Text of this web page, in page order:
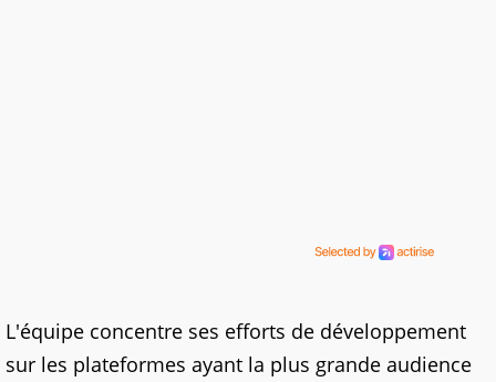
L'équipe concentre ses efforts de développement
sur les plateformes ayant la plus grande audience